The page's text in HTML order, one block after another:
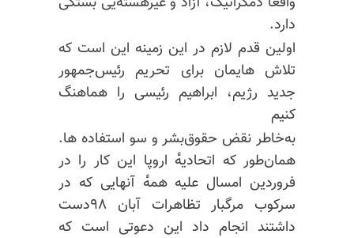
دارد.
اولین قدم لازم در این زمینه این است که
تلاش هایمان برای تحریم رئیس‌جمهور
جدید رژیم، ابراهیم رئیسی را هماهنگ
کنیم
به‌خاطر نقض حقوق‌بشر و سو استفاده ها.
همان‌طور که اتحادیه‌ٔ اروپا این کار را در
فروردین امسال علیه همه‌ٔ آنهایی که در
سرکوب مرگبار تظاهرات آبان ۹۸دست
داشتند انجام داد این دعوتی‌ است که